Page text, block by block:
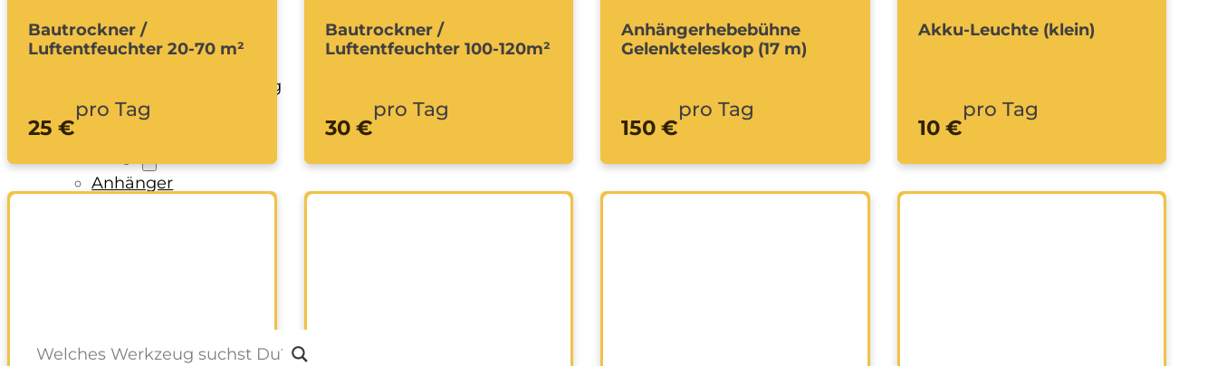
Baustelle
Baustellenabsicherung
Bagger
Anhänger
Bautrockner /
Luftentfeuchter 20-70 m²
25 €
pro Tag
Bautrockner /
Luftentfeuchter 100-120m²
30 €
pro Tag
Anhängerhebebühne
Gelenkteleskop (17 m)
150 €
pro Tag
Akku-Leuchte (klein)
10 €
pro Tag